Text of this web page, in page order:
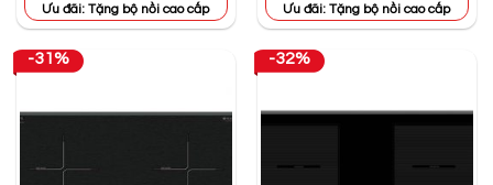
Ưu đãi: Tặng bộ nồi cao cấp
Ưu đãi: Tặng bộ nồi cao cấp
-31% -32%